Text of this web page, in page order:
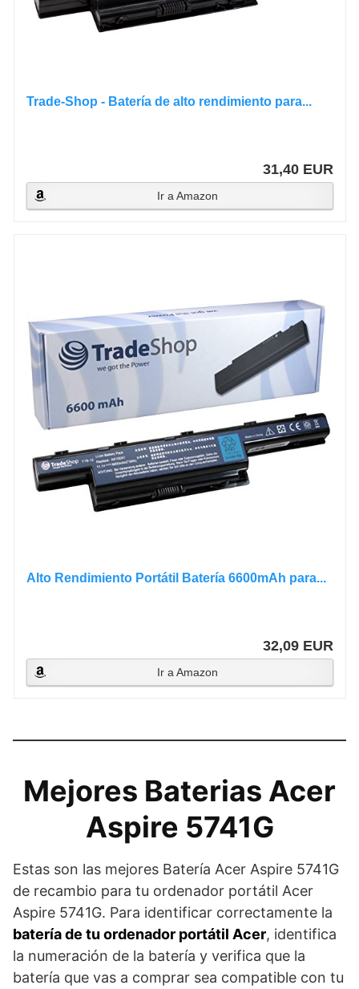
Trade-Shop - Batería de alto rendimiento para...
31,40 EUR
Ir a Amazon
Alto Rendimiento Portátil Batería 6600mAh para...
32,09 EUR
Ir a Amazon
Mejores Baterias Acer
Aspire 5741G
Estas son las mejores Batería Acer Aspire 5741G
de recambio para tu ordenador portátil Acer
Aspire 5741G. Para identificar correctamente la
batería de tu ordenador portátil Acer, identifica
la numeración de la batería y verifica que la
batería que vas a comprar sea compatible con tu